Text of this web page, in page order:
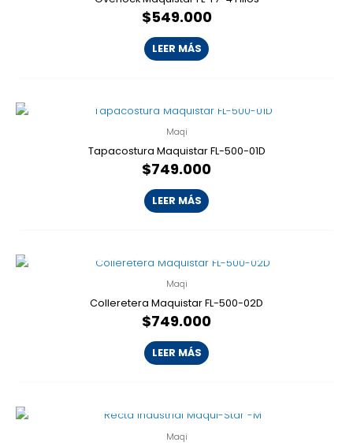
$549.000
LEER MÁS
Maqi
Tapacostura Maquistar FL-500-01D
$749.000
LEER MÁS
Maqi
Colleretera Maquistar FL-500-02D
$749.000
LEER MÁS
Maqi